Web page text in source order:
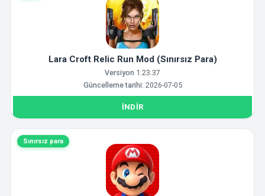
Lara Croft Relic Run Mod (Sınırsız Para)
Versiyon 1.23.37
Güncelleme tarihi: 2026-07-05
İNDIR
Sınırsız para